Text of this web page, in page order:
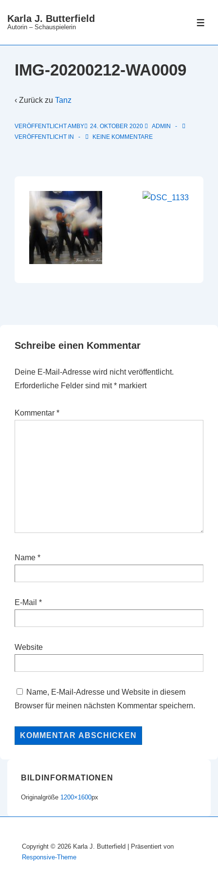
ZumKarla J. Butterfield
Autorin – Schauspielerin
IMG-20200212-WA0009
‹ Zurück zu Tanz
VERÖFFENTLICHT AMBY 24. OKTOBER 2020
ADMIN
VERÖFFENTLICHT IN
KEINE KOMMENTARE
Schreibe einen Kommentar
Deine E-Mail-Adresse wird nicht veröffentlicht.
Erforderliche Felder sind mit* markiert
Kommentar *
Name *
E-Mail *
Website
Name, E-Mail-Adresse und Website in diesem
Browser für meinen nächsten Kommentar speichern.
BILDINFORMATIONEN
Originalgröße 1200×1600px
Copyright © 2026 Karla J. Butterfield | Präsentiert von
Responsive-Theme